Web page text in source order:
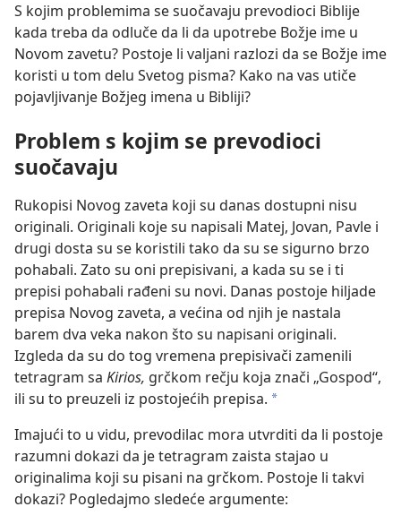
S kojim problemima se suočavaju prevodioci Biblije
kada treba da odluče da li da upotrebe Božje ime u
Novom zavetu? Postoje li valjani razlozi da se Božje ime
koristi u tom delu Svetog pisma? Kako na vas utiče
pojavljivanje Božjeg imena u Bibliji?
Problem s kojim se prevodioci
suočavaju
Rukopisi Novog zaveta koji su danas dostupni nisu
originali. Originali koje su napisali Matej, Jovan, Pavle i
drugi dosta su se koristili tako da su se sigurno brzo
pohabali. Zato su oni prepisivani, a kada su se i ti
prepisi pohabali rađeni su novi. Danas postoje hiljade
prepisa Novog zaveta, a većina od njih je nastala
barem dva veka nakon što su napisani originali.
Izgleda da su do tog vremena prepisivači zamenili
tetragram sa Kirios, grčkom rečju koja znači „Gospod“,
ili su to preuzeli iz postojećih prepisa. *
Imajući to u vidu, prevodilac mora utvrditi da li postoje
razumni dokazi da je tetragram zaista stajao u
originalima koji su pisani na grčkom. Postoje li takvi
dokazi? Pogledajmo sledeće argumente: